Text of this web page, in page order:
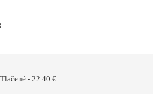
Tlačené - 22.40 €